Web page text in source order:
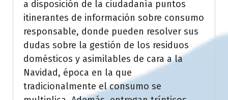
a disposición de la ciudadanía puntos
itinerantes de información sobre consumo
responsable, donde pueden resolver sus
dudas sobre la gestión de los residuos
domésticos y asimilables de cara a la
Navidad, época en la que
tradicionalmente el consumo se